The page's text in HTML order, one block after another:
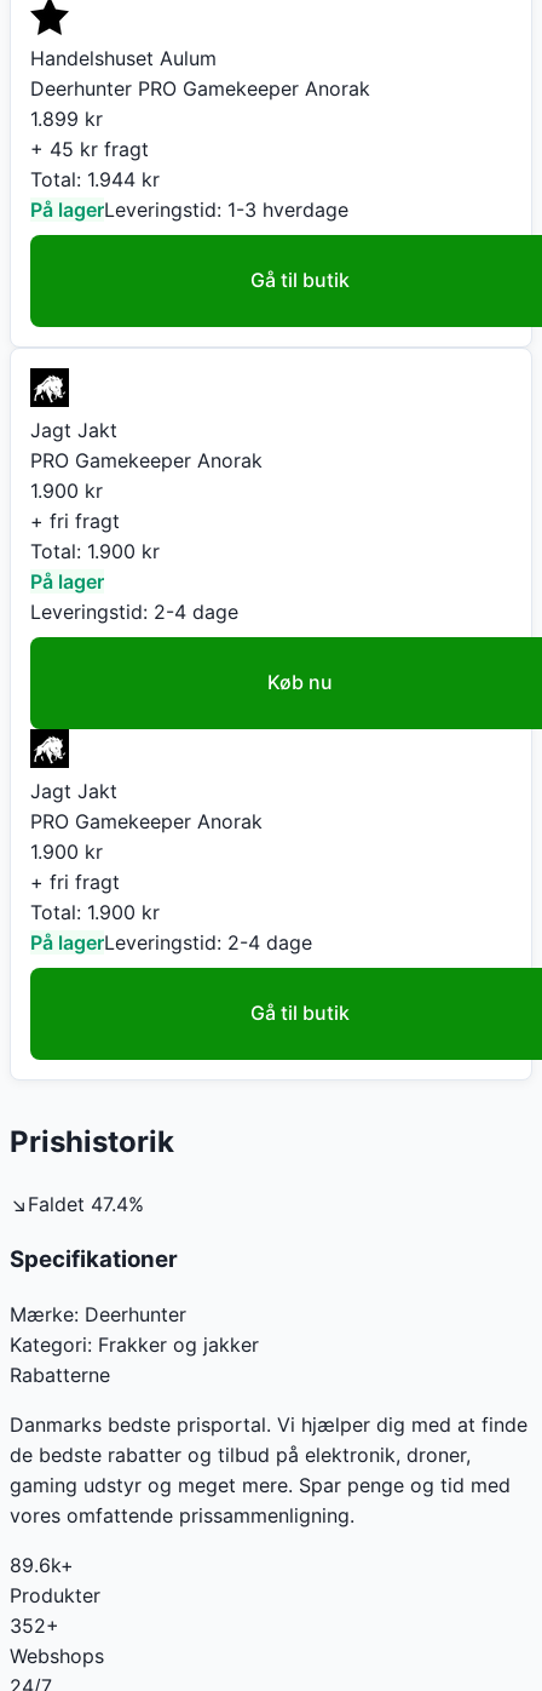
Handelshuset Aulum
Deerhunter PRO Gamekeeper Anorak
1.899 kr
+ 45 kr fragt
Total: 1.944 kr
På lagerLeveringstid: 1-3 hverdage
Gå til butik
Jagt Jakt
PRO Gamekeeper Anorak
1.900 kr
+ fri fragt
Total: 1.900 kr
På lager
Leveringstid: 2-4 dage
Køb nu
Jagt Jakt
PRO Gamekeeper Anorak
1.900 kr
+ fri fragt
Total: 1.900 kr
På lagerLeveringstid: 2-4 dage
Gå til butik
Prishistorik
↘ Faldet 47.4%
Specifikationer
Mærke: Deerhunter
Kategori: Frakker og jakker
Rabatterne
Danmarks bedste prisportal. Vi hjælper dig med at finde
de bedste rabatter og tilbud på elektronik, droner,
gaming udstyr og meget mere. Spar penge og tid med
vores omfattende prissammenligning.
89.6k+
Produkter
352+
Webshops